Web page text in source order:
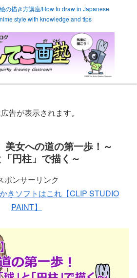
の描き方講座/How to draw in Japanese
style with knowledge and tips
告が表示されます。
美女への道の第一歩！～
円柱」で描く～
ポンサーリンク
きソフトはこれ【CLIP STUDIO
PAINT】